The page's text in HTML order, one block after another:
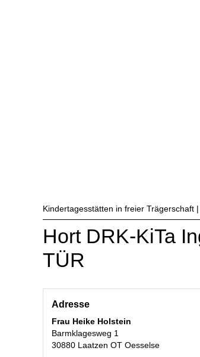
Kindertagesstätten in freier Trägerschaft
Hort DRK-KiTa
TÜR
Adresse
Frau Heike Holstein
Barmklagesweg 1
30880 Laatzen OT Oesselse